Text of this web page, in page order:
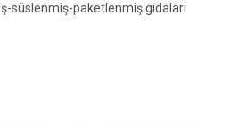
süslenmiş-paketlenmiş gıdaları